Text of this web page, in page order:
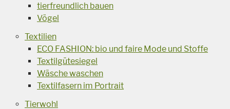
tierfreundlich bauen
Vögel
Textilien
ECO FASHION: bio und faire Mode und Stoffe
Textilgütesiegel
Wäsche waschen
Textilfasern im Portrait
Tierwohl